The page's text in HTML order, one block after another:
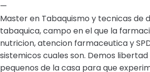
—
Master en Tabaquismo y tecnicas de
tabaquica, campo en el que la
nutricion, atencion farmaceutica y
sistemicos cuales son. Demos libertad
pequenos de la casa para que